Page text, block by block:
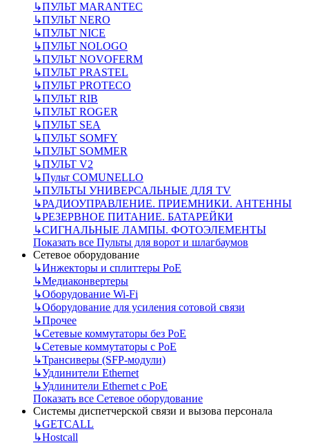
↳ПУЛЬТ MARANTEC
↳ПУЛЬТ NERO
↳ПУЛЬТ NICE
↳ПУЛЬТ NOLOGO
↳ПУЛЬТ NOVOFERM
↳ПУЛЬТ PRASTEL
↳ПУЛЬТ PROTECO
↳ПУЛЬТ RIB
↳ПУЛЬТ ROGER
↳ПУЛЬТ SEA
↳ПУЛЬТ SOMFY
↳ПУЛЬТ SOMMER
↳ПУЛЬТ V2
↳Пульт СOMUNELLO
↳ПУЛЬТЫ УНИВЕРСАЛЬНЫЕ ДЛЯ TV
↳РАДИОУПРАВЛЕНИЕ. ПРИЕМНИКИ. АНТЕННЫ
↳РЕЗЕРВНОЕ ПИТАНИЕ. БАТАРЕЙКИ
↳СИГНАЛЬНЫЕ ЛАМПЫ. ФОТОЭЛЕМЕНТЫ
Показать все Пульты для ворот и шлагбаумов
Сетевое оборудование
↳Инжекторы и сплиттеры РоЕ
↳Медиаконвертеры
↳Оборудование Wi-Fi
↳Оборудование для усиления сотовой связи
↳Прочее
↳Сетевые коммутаторы без РоЕ
↳Сетевые коммутаторы с РоЕ
↳Трансиверы (SFP-модули)
↳Удлинители Ethernet
↳Удлинители Ethernet с PoE
Показать все Сетевое оборудование
Системы диспетчерской связи и вызова персонала
↳GETCALL
↳Hostcall